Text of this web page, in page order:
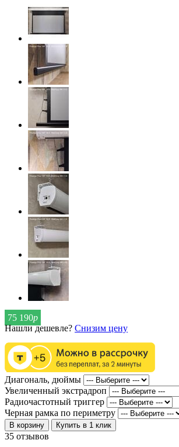
75 190р
Нашли дешевле? Снизим цену
Диагональ, дюймы
Увеличенный экстрадроп
Радиочастотный триггер
Черная рамка по периметру
В корзину Купить в 1 клик
35 отзывов